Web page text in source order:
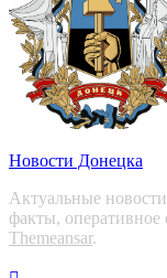
Новости Донецка
Актуальные
факты,
Themeansar.